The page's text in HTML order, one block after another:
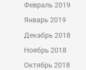
Февраль 2019
Январь 2019
Декабрь 2018
Ноябрь 2018
Октябрь 2018